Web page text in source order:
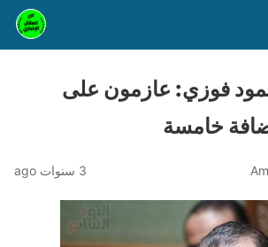
فوزي: عازمون على
خامسة
3 سنوات ago